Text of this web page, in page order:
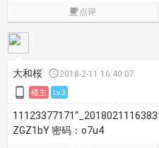
点评
大和桜 2018-2-11 16:40:07
 楼主 Lv.3
ZGZ1bY 密码：o7u4